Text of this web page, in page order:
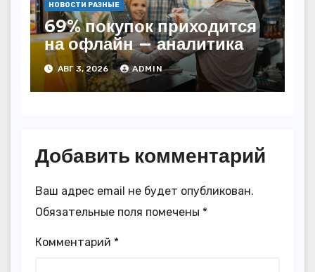
НОВОСТИ РАЗНЫЕ
69% покупок приходится
на офлайн — аналитика
АВГ 3, 2026 ADMIN
Добавить комментарий
Ваш адрес email не будет опубликован.
Обязательные поля помечены *
Комментарий *